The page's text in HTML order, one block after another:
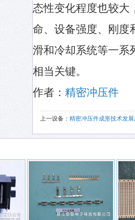
态性变化程度也较大
命、设备强度、刚度
滑和冷却系统等一系
相当关键。
作者： 精密冲压件
上一设备： 精密冲压件成形技术发